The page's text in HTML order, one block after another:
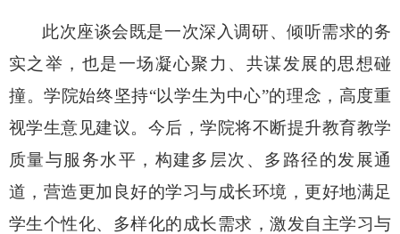
此次座谈会既是一次深入调研、倾听需求的务
实之举，也是一场凝心聚力、共谋发展的思想碰
撞。学院始终坚持“以学生为中心”的理念，高度重
视学生意见建议。今后，学院将不断提升教育教学
质量与服务水平，构建多层次、多路径的发展通
道，营造更加良好的学习与成长环境，更好地满足
学生个性化、多样化的成长需求，激发自主学习与